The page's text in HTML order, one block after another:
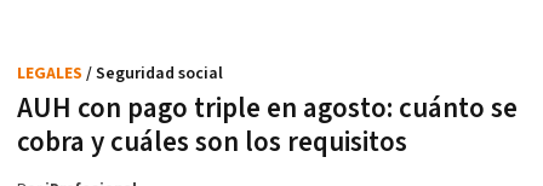
AUH con pago triple en agosto: cuánto se
cobra y cuáles son los requisitos
LEGALES / Seguridad social